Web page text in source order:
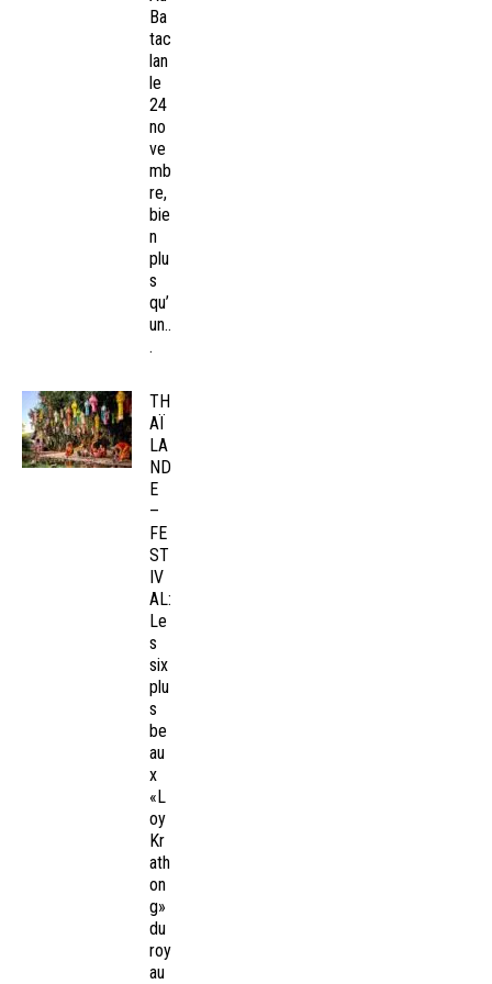
Ba
tac
lan
le
24
no
ve
mb
re,
bie
n
plu
s
qu’
un..
.
TH
AÏ
LA
ND
E
–
FE
ST
IV
AL:
Le
s
six
plu
s
be
au
x
«L
oy
Kr
ath
on
g»
du
roy
au